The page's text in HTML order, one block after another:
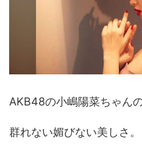
AKB48の小嶋陽菜ちゃん
群れない媚びない美しさ。